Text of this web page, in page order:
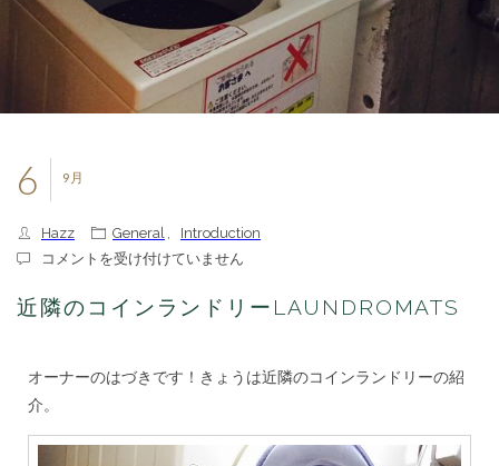
9月
6
Hazz General
Introduction
近
の
コ
ラ
ド
リ
コメントを受け付けていません
近隣のコインランドリーLAUNDROMATS
オーナーのはづきです！きょうは近隣のコインランドリーの紹
介。